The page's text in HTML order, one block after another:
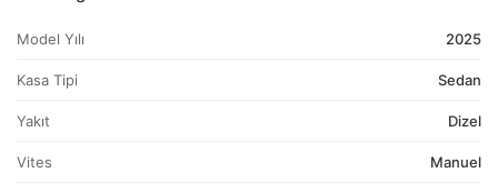
Model Yılı 2025
Kasa Tipi Sedan
Yakıt Dizel
Vites Manuel